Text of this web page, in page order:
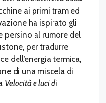
ai primi tram ed
ha ispirato gli
persino al rumore del
per tradurre
dell’energia termica,
di una miscela di
Velocità e luci di